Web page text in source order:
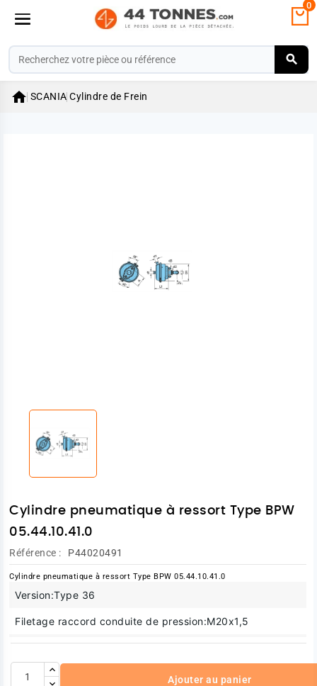
0
 SCANIA Cylindre de Frein
Cylindre pneumatique à ressort Type BPW
05.44.10.41.0
Référence : P44020491
Cylindre pneumatique à ressort Type BPW 05.44.10.41.0
Version:Type 36
Filetage raccord conduite de pression:M20x1,5
Poids [kg]:5,99
Course [mm]: Ajouter au panier